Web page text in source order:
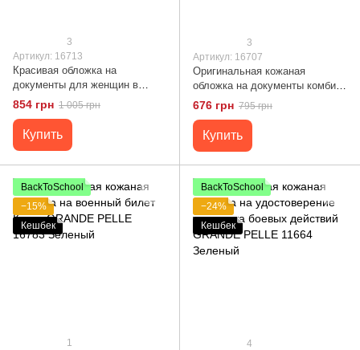
3
Артикул: 16713
Красивая обложка на
документы для женщин в
винтажной коже Сердце
GRANDE PELLE 16713
Бордовая
854 грн 1 005 грн
Купить
3
Артикул: 16707
Оригинальная кожаная
обложка на документы комби
двух цветов Сердце GRANDE
PELLE 16707 Желто-голубая
676 грн 795 грн
Купить
BackToSchool
−15%
Кешбек
1
BackToSchool
−24%
Кешбек
4